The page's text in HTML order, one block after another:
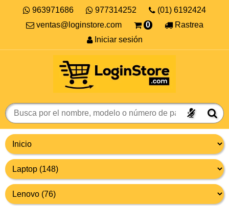
963971686 977314252
(01) 6192424
ventas@loginstore.com
0
Rastrea
Iniciar sesión